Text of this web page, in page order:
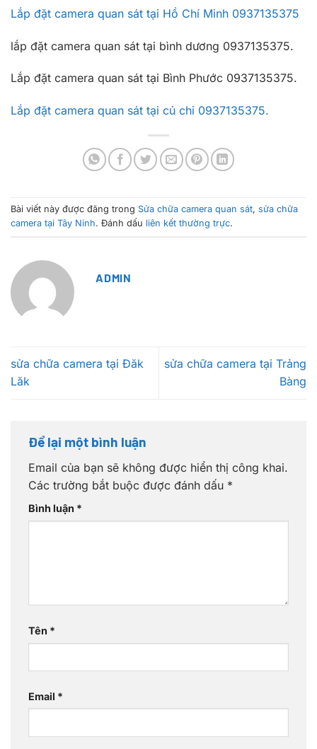
Lắp đặt camera quan sát tại Hồ Chí Minh 0937135375
lắp đặt camera quan sát tại bình dương 0937135375.
Lắp đặt camera quan sát tại Bình Phước 0937135375.
Lắp đặt camera quan sát tại củ chi 0937135375.
Bài viết này được đăng trong Sửa chữa camera quan sát, sửa chữa
camera tại Tây Ninh. Đánh dấu liên kết thường trực.
ADMIN
sửa chữa camera tại Đăk
Lăk
sửa chữa camera tại Trảng
Bàng
Để lại một bình luận
Email của bạn sẽ không được hiển thị công khai.
Các trường bắt buộc được đánh dấu *
Bình luận *
Tên *
Email *